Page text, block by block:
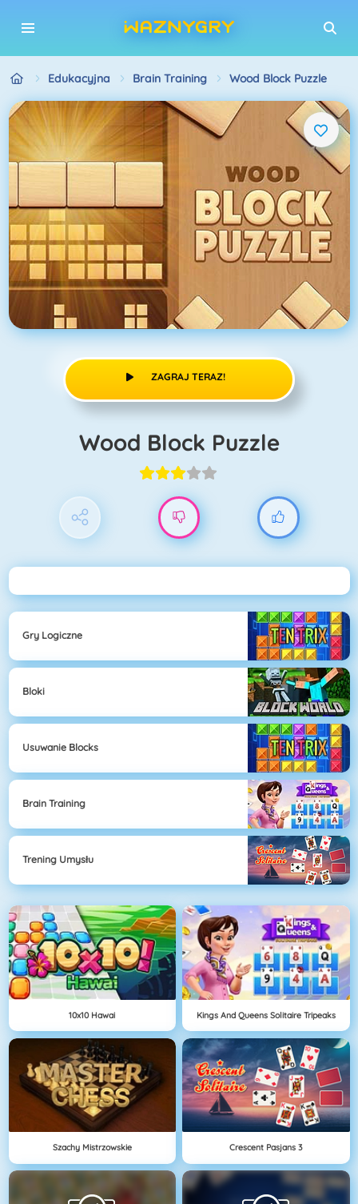
Edukacyjna Brain Training Wood Block Puzzle
ZAGRAJ TERAZ!
Wood Block Puzzle
Gry Logiczne
Bloki
Usuwanie Blocks
Brain Training
Trening Umysłu
10x10 Hawai Kings And Queens Solitaire Tripeaks
Szachy Mistrzowskie Crescent Pasjans 3